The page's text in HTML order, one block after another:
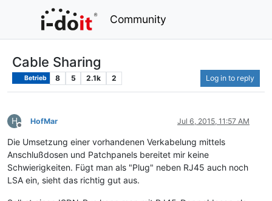
Community
Cable Sharing
Betrieb 8 5 2.1k 2 Log in to reply
H
Offline
HofMar Jul 6, 2015, 11:57 AM
Die Umsetzung einer vorhandenen Verkabelung mittels
Anschlußdosen und Patchpanels bereitet mir keine
Schwierigkeiten. Fügt man als "Plug" neben RJ45 auch noch
LSA ein, sieht das richtig gut aus.